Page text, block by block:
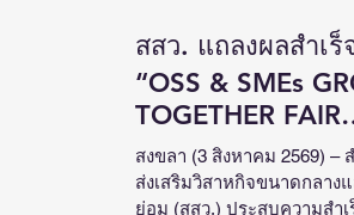
สสว. แถลงผลสำเร็จ
“OSS & SMEs
TOGETHER FAIR
2026”ณ จังหวัดสง
สร้างมูลค่าเศรษฐกิ
สงขลา (3 สิงหาคม 2569) – ส
ส่งเสริมวิสาหกิจขนาดกลางแ
ย่อม (สสว.) ประสบความสำเ